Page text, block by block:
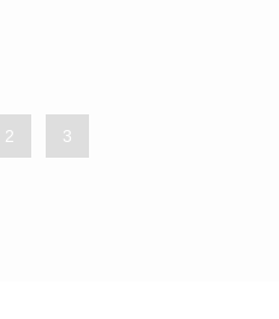
2 3